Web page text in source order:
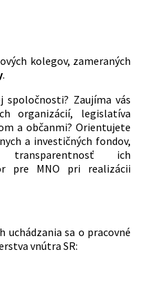
kolegov, zameraných
.
spoločnosti? Zaujíma vás
organizácií, legislatíva
a občanmi? Orientujete
a investičných fondov,
ich
pre MNO pri realizácii
uchádzania sa o pracovné
vnútra SR: